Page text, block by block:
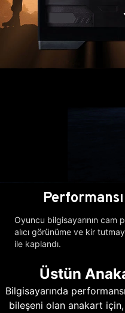
Oyuncu bilgisayarının cam
alıcı görünüme ve kir
ile kaplandı.
Üstün
Bilgisayarında
bileşeni olan anakart için,